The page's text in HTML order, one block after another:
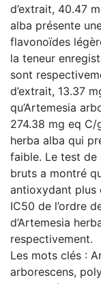
d’extrait, 40.47
alba présente
flavonoïdes
la teneur
sont
d’extrait, 13.37
qu’Artemesia
274.38 mg eq
herba alba qui
faible. Le test de
bruts a montré
antioxydant plus
IC50 de l’ordre
d’Artemesia
respectivement.
Les mots clés :
arborescens,